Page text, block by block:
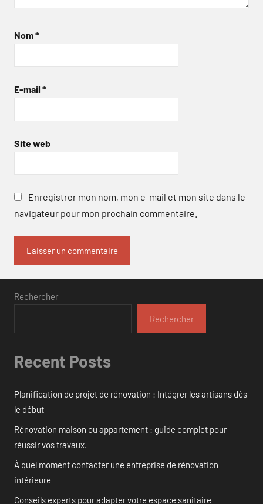
Nom*
E-mail *
Site web
Enregistrer mon nom, mon e-mail et mon site dans le
navigateur pour mon prochain commentaire.
Rechercher
Rechercher
Recent Posts
Planification de projet de rénovation : Intégrer les artisans dès
le début
Rénovation maison ou appartement : guide complet pour
réussir vos travaux.
À quel moment contacter une entreprise de rénovation
intérieure
Conseils experts pour adapter votre espace sanitaire